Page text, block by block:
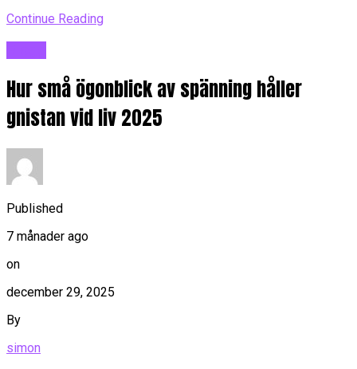
Continue Reading
Hur små ögonblick av spänning håller
gnistan vid liv 2025
Published
7 månader ago
on
december 29, 2025
By
simon